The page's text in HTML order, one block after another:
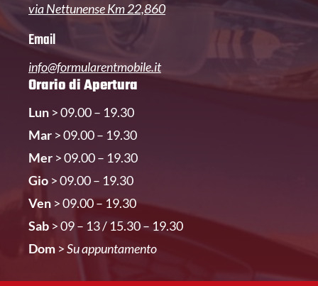
via Nettunense Km 22,860
Email
info@formularentmobile.it
Orario di Apertura
Lun > 09.00 – 19.30
Mar > 09.00 – 19.30
Mer > 09.00 – 19.30
Gio > 09.00 – 19.30
Ven > 09.00 – 19.30
Sab > 09 – 13 / 15.30 – 19.30
Dom >Su appuntamento